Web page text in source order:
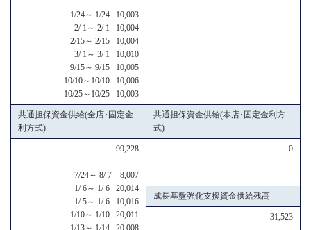
1/24～ 1/24 10,003
2/ 1～ 2/ 1 10,004
2/15～ 2/15 10,004
3/ 1～ 3/ 1 10,010
9/15～ 9/15 10,005
10/10～10/10 10,006
10/25～10/25 10,003
共通担保資金供給(全店･固定金
利方式)
共通担保資金供給(本店･固定金利方
式)
99,228
7/24～ 8/ 7 8,007
1/ 6～ 1/ 6 20,014
1/ 5～ 1/ 6 10,016
1/10～ 1/10 20,011
1/13～ 1/14 20,008
0
成長基盤強化支援資金供給残高
31,523